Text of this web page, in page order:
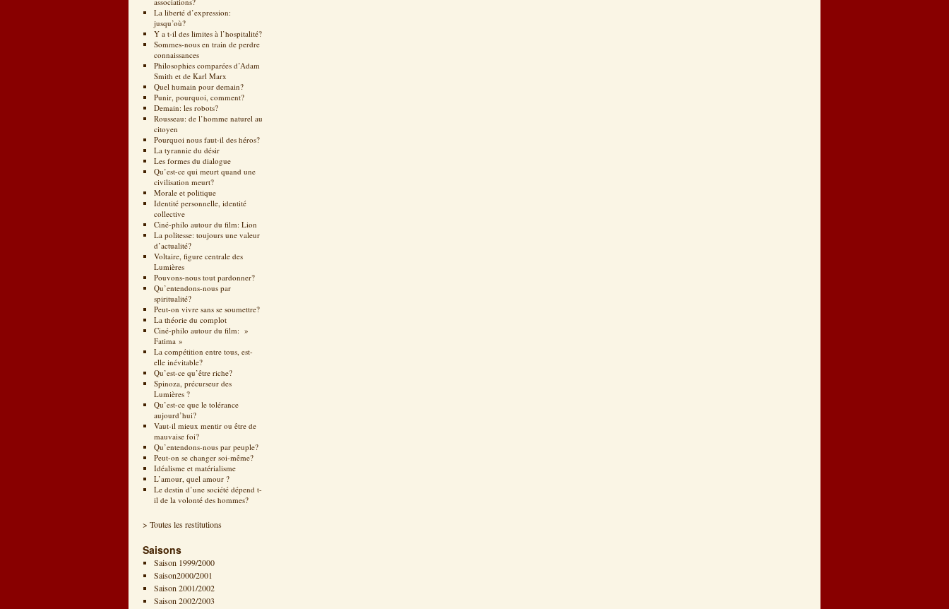
La liberté d’expression:
jusqu’où?
Y a t-il des limites à l’hospitalité?
Sommes-nous en train de perdre
connaissances
Philosophies comparées d’Adam
Smith et de Karl Marx
Quel humain pour demain?
Punir, pourquoi, comment?
Demain: les robots?
Rousseau: de l’homme naturel au
citoyen
Pourquoi nous faut-il des héros?
La tyrannie du désir
Les formes du dialogue
Qu’est-ce qui meurt quand une
civilisation meurt?
Morale et politique
Identité personnelle, identité
collective
Ciné-philo autour du film: Lion
La politesse: toujours une valeur
d’actualité?
Voltaire, figure centrale des
Lumières
Pouvons-nous tout pardonner?
Qu’entendons-nous par
spiritualité?
Peut-on vivre sans se soumettre?
La théorie du complot
Ciné-philo autour du film: »
Fatima »
La compétition entre tous, est-
elle inévitable?
Qu’est-ce qu’être riche?
Spinoza, précurseur des
Lumières ?
Qu’est-ce que le tolérance
aujourd’hui?
Vaut-il mieux mentir ou être de
mauvaise foi?
Qu’entendons-nous par peuple?
Peut-on se changer soi-même?
Idéalisme et matérialisme
L’amour, quel amour ?
Le destin d’une société dépend t-
il de la volonté des hommes?
> Toutes les restitutions
Saisons
Saison 1999/2000
Saison2000/2001
Saison 2001/2002
Saison 2002/2003